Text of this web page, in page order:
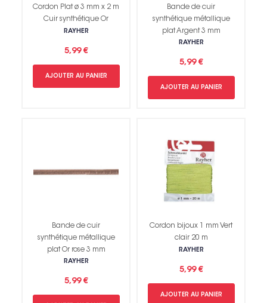
Cordon Plat ø 3 mm x 2 m
Cuir synthétique Or
RAYHER
5,99 €
AJOUTER AU PANIER
Bande de cuir
synthétique métallique
plat Argent 3 mm
RAYHER
5,99 €
AJOUTER AU PANIER
Bande de cuir
synthétique métallique
plat Or rose 3 mm
RAYHER
5,99 €
Cordon bijoux 1 mm Vert
clair 20 m
RAYHER
5,99 €
AJOUTER AU PANIER